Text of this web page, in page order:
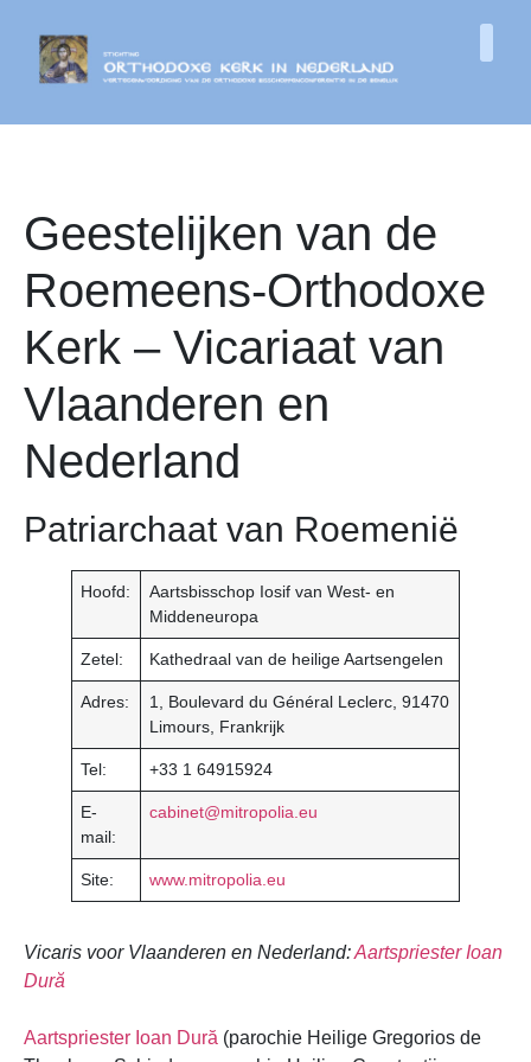
Geestelijken van de
Roemeens-Orthodoxe
Kerk – Vicariaat van
Vlaanderen en
Nederland
Patriarchaat van Roemenië
Hoofd:
Aartsbisschop Iosif van West- en
Middeneuropa
Zetel: Kathedraal van de heilige Aartsengelen
Adres:
1, Boulevard du Général Leclerc, 91470
Limours, Frankrijk
Tel: +33 1 64915924
E-
mail:
cabinet@mitropolia.eu
Site: www.mitropolia.eu
Vicaris voor Vlaanderen en Nederland:Aartspriester Ioan
Dură
Aartspriester Ioan Dură (parochie Heilige Gregorios de